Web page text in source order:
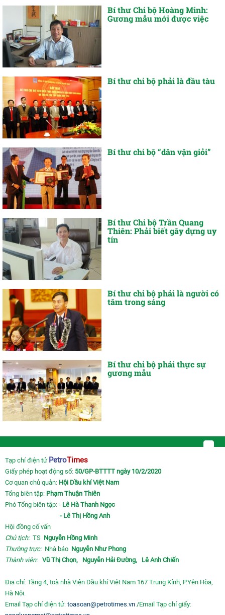
Bí thư Chi bộ Hoàng Minh:
Gương mẫu mới được việc
Bí thư chi bộ phải là đầu tàu
Bí thư chi bộ “dân vận giỏi”
Bí thư Chi bộ Trần Quang
Thiên: Phải biết gây dựng uy
tín
Bí thư chi bộ phải là người có
tâm trong sáng
Bí thư chi bộ phải thực sự
gương mẫu
Tạp chí điện tử PetroTimes
Giấy phép hoạt động số: 50/GP-BTTTT ngày 10/2/2020
Cơ quan chủ quản: Hội Dầu khí Việt Nam
Tổng biên tập: Phạm Thuận Thiên
Phó Tổng biên tập: - Lê Hà Thanh Ngọc
- Lê Thị Hồng Anh
Hội đồng cố vấn
Chủ tịch:TS Nguyễn Hồng Minh
Thường trực: Nhà báo Nguyễn Như Phong
Thành viên: Vũ Thị Chọn, Nguyễn Hải Đường, Lê Anh Chiến
Địa chỉ: Tầng 4, toà nhà Viện Dầu khí Việt Nam 167 Trung Kính, P.Yên Hòa,
Hà Nội.
Email Tạp chí điện tử: toasoan@petrotimes.vn /Email Tạp chí giấy: